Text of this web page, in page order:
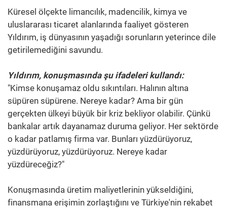
Küresel ölçekte limancılık, madencilik, kimya ve
uluslararası ticaret alanlarında faaliyet gösteren
Yıldırım, iş dünyasının yaşadığı sorunların yeterince dile
getirilemediğini savundu.
Yıldırım, konuşmasında şu ifadeleri kullandı:
"Kimse konuşamaz oldu sıkıntıları. Halının altına
süpüren süpürene. Nereye kadar? Ama bir gün
gerçekten ülkeyi büyük bir kriz bekliyor olabilir. Çünkü
bankalar artık dayanamaz duruma geliyor. Her sektörde
o kadar patlamış firma var. Bunları yüzdürüyoruz,
yüzdürüyoruz, yüzdürüyoruz. Nereye kadar
yüzdüreceğiz?"
Konuşmasında üretim maliyetlerinin yükseldiğini,
finansmana erişimin zorlaştığını ve Türkiye'nin rekabet